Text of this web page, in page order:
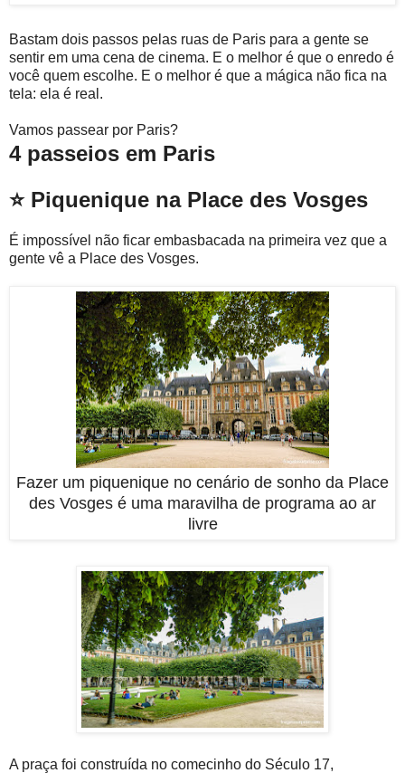
Bastam dois passos pelas ruas de Paris para a gente se
sentir em uma cena de cinema. E o melhor é que o enredo é
você quem escolhe. E o melhor é que a mágica não fica na
tela: ela é real.
Vamos passear por Paris?
4 passeios em Paris
⭐ Piquenique na Place des Vosges
É impossível não ficar embasbacada na primeira vez que a
gente vê a Place des Vosges.
Fazer um piquenique no cenário de sonho da Place
des Vosges é uma maravilha de programa ao ar
livre
A praça foi construída no comecinho do Século 17,